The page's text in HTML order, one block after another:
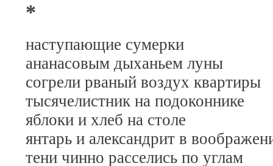
*
наступающие сумерки
ананасовым дыханьем луны
согрели рваный воздух квартиры
тысячелистник на подоконнике
яблоки и хлеб на столе
янтарь и александрит в
тени чинно расселись по углам